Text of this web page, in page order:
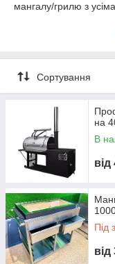
мангалу/грилю з
Пишіть чи краще
Сортування
на
В
від
Під
від